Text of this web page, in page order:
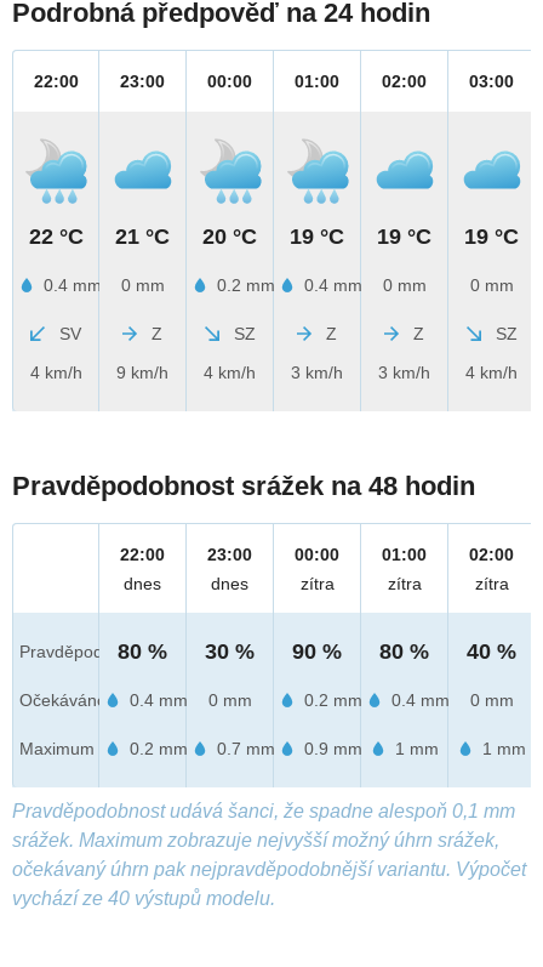
Podrobná předpověď na 24 hodin
22:00
22 °C
0.4 mm
SV
4 km/h
23:00
21 °C
0 mm
Z
9 km/h
00:00
20 °C
0.2 mm
SZ
4 km/h
01:00
19 °C
0.4 mm
Z
3 km/h
02:00
19 °C
0 mm
Z
3 km/h
03:00
19 °C
0 mm
SZ
4 km/h
Pravděpodobnost srážek na 48 hodin
Pravděpod.
Očekáváno
Maximum
22:00
dnes
80 %
0.4 mm
0.2 mm
23:00
dnes
30 %
0 mm
0.7 mm
00:00
zítra
90 %
0.2 mm
0.9 mm
01:00
zítra
80 %
0.4 mm
1 mm
02:00
zítra
40 %
0 mm
1 mm
Pravděpodobnost udává šanci, že spadne alespoň 0,1 mm
srážek. Maximum zobrazuje nejvyšší možný úhrn srážek,
očekávaný úhrn pak nejpravděpodobnější variantu. Výpočet
vychází ze 40 výstupů modelu.